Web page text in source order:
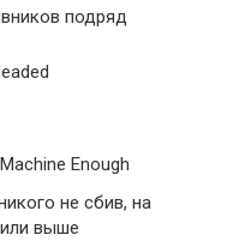
подряд
Enough
не сбив, на
выше